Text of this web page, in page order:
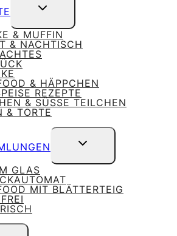
UNTERMENÜ
UMSCHALTEN
& MUFFIN
& NACHTISCH
& HÄPPCHEN
REZEPTE
& SÜSSE TEILCHEN
& TORTE
UNTERMENÜ
UMSCHALTEN
GLAS
MIT BLÄTTERTEIG